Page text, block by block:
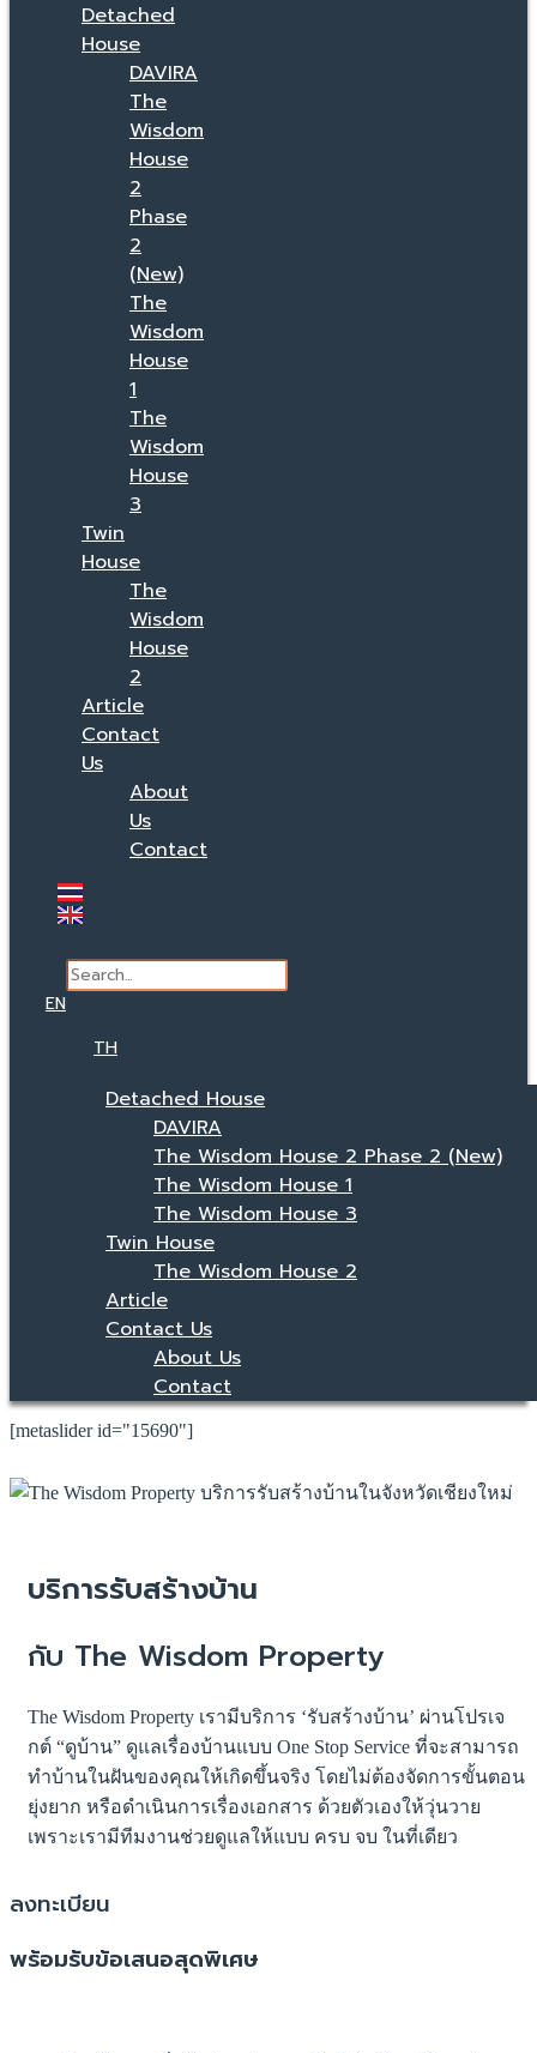
Detached
House
DAVIRA
The
Wisdom
House
2
Phase
2
(New)
The
Wisdom
House
1
The
Wisdom
House
3
Twin
House
The
Wisdom
House
2
Article
Contact
Us
About
Us
Contact
EN
TH
Detached House
DAVIRA
The Wisdom House 2 Phase 2 (New)
The Wisdom House 1
The Wisdom House 3
Twin House
The Wisdom House 2
Article
Contact Us
About Us
Contact
[metaslider id="15690"]
บริการรับสร้างบ้าน
กับ The Wisdom Property
The Wisdom Property เรามีบริการ ‘รับสร้างบ้าน’ ผ่านโปรเจ
กต์ “ดูบ้าน” ดูแลเรื่องบ้านแบบ One Stop Service ที่จะสามารถ
ทำบ้านในฝันของคุณให้เกิดขึ้นจริง โดยไม่ต้องจัดการขั้นตอน
ยุ่งยาก หรือดำเนินการเรื่องเอกสาร ด้วยตัวเองให้วุ่นวาย
เพราะเรามีทีมงานช่วยดูแลให้แบบ ครบ จบ ในที่เดียว
ลงทะเบียน
พร้อมรับข้อเสนอสุดพิเศษ